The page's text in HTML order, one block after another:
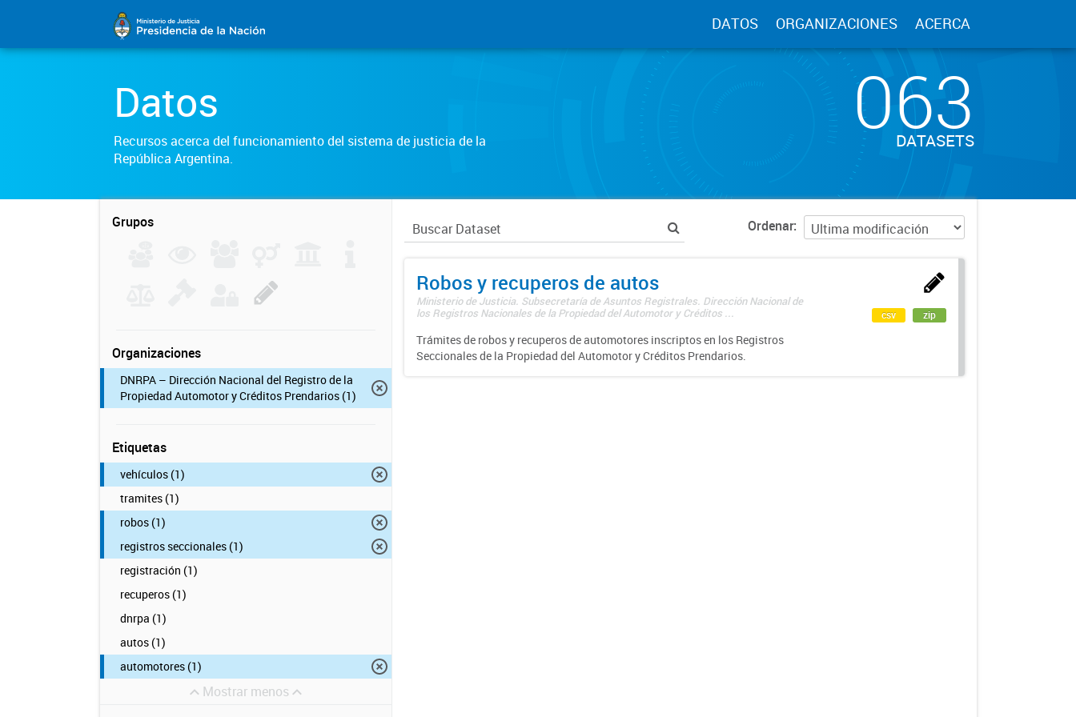
DATOS ORGANIZACIONES ACERCA
Datos
Recursos acerca del funcionamiento del sistema de justicia de la
República Argentina.
063
DATASETS
Grupos
Organizaciones
DNRPA – Dirección Nacional del Registro de la
Propiedad Automotor y Créditos Prendarios (1)
Etiquetas
vehículos (1)
tramites (1)
robos (1)
registros seccionales (1)
registración (1)
recuperos (1)
dnrpa (1)
autos (1)
automotores (1)
Mostrar menos
Ordenar
Robos y recuperos de autos
Ministerio de Justicia. Subsecretaría de Asuntos Registrales. Dirección Nacional de
los Registros Nacionales de la Propiedad del Automotor y Créditos ...
Trámites de robos y recuperos de automotores inscriptos en los Registros
Seccionales de la Propiedad del Automotor y Créditos Prendarios.
csv zip